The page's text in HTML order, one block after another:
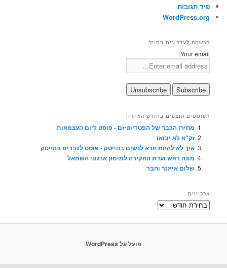
פיד תגובות
WordPress.org
הרשמה לעדכונים במייל
Your email:
הפוסטים הנצפים בחודש האחרון
מחירו הכבד של הפטריוטיזם - פוסט ליום העצמאות
זק"א לא יבואו
איך לא להיות חרא לנשים בהייטק - פוסט לגברים בהייטק
מונה ראש ועדת החקירה למימון ארגוני השמאל
שלום אייזנר וחבר
ארכיונים
ארכיונים
פועל על WordPress